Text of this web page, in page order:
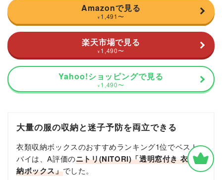
Amazonで見る
¥ 1,491〜
楽天市場で見る
¥ 1,490〜
Yahoo!ショッピングで見る
¥ 1,490〜
大量の服の収納と迷子予防を両立できる
衣類収納ボックスのおすすめランキング1位でベスト
バイは、A評価のニトリ(NITORI)「透明窓付き 衣類収
納ボックス」でした。